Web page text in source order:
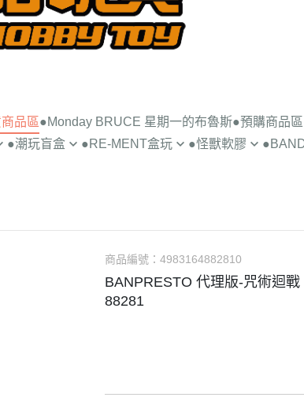
品區●Monday BRUCE 星期一的布魯斯●預購商品區
庫柏力
機器人
英雄系
●潮玩盲盒
男
的小動物
●RE-MENT盒玩
＞史奴比SNOOPY
＞寶可夢Pokémon
＞角落生物
＞星之卡比
●怪獸軟膠
＞超人力霸王
商品編號：4983164882810
BANPRESTO 代理版-咒術迴
88281